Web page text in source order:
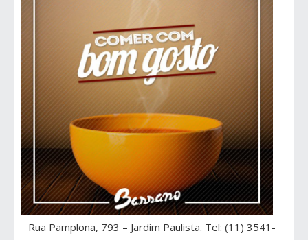
Rua Pamplona, 793 – Jardim Paulista. Tel: (11) 3541-